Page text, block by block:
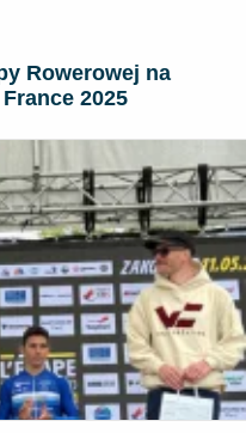
Rowerowej na
2025